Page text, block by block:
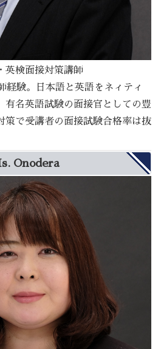
英検面接対策講師
経験。日本語と英語をネィティ
有名英語試験の面接官としての豊
策で受講者の面接試験合格率は抜
Onodera